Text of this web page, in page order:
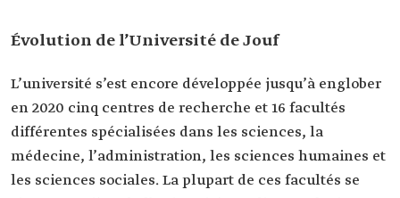
Évolution de l’Université de Jouf
L’université s’est encore développée jusqu’à englober
en 2020 cinq centres de recherche et 16 facultés
différentes spécialisées dans les sciences, la
médecine, l’administration, les sciences humaines et
les sciences sociales. La plupart de ces facultés se